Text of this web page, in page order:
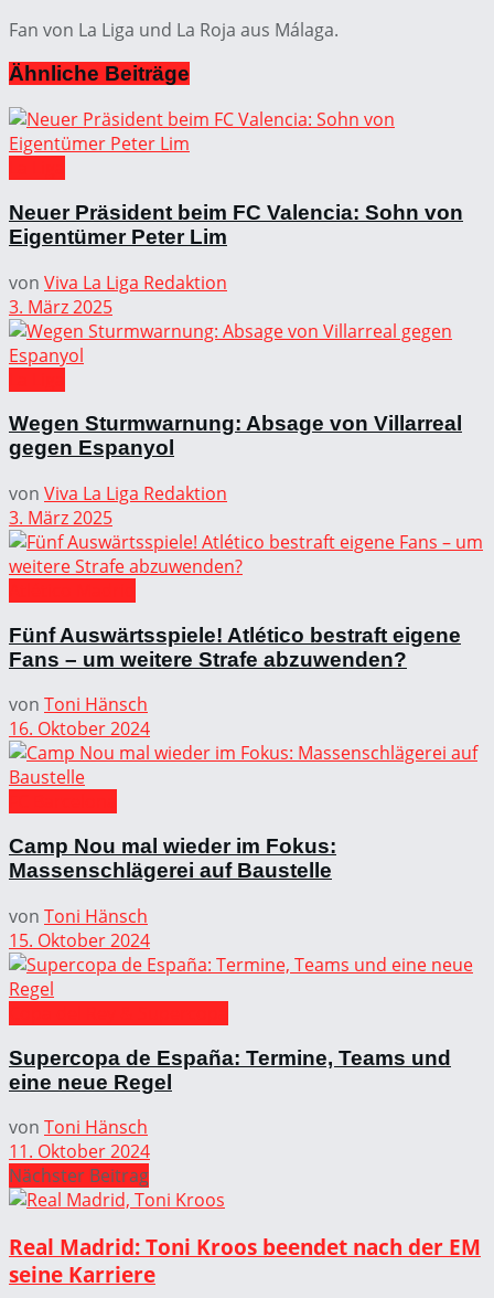
Fan von La Liga und La Roja aus Málaga.
Ähnliche Beiträge
Neuer Präsident beim FC Valencia: Sohn von
Eigentümer Peter Lim
von Viva La Liga Redaktion
3. März 2025
Wegen Sturmwarnung: Absage von Villarreal
gegen Espanyol
von Viva La Liga Redaktion
3. März 2025
Fünf Auswärtsspiele! Atlético bestraft eigene
Fans – um weitere Strafe abzuwenden?
von Toni Hänsch
16. Oktober 2024
Camp Nou mal wieder im Fokus:
Massenschlägerei auf Baustelle
von Toni Hänsch
15. Oktober 2024
Supercopa de España: Termine, Teams und
eine neue Regel
von Toni Hänsch
11. Oktober 2024
Nächster Beitrag
Real Madrid: Toni Kroos beendet nach der EM
seine Karriere